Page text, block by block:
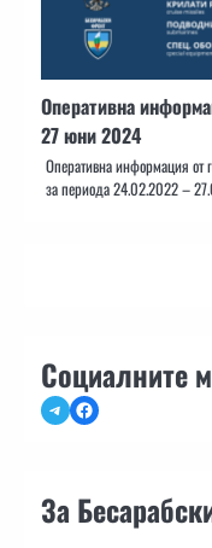
Оперативна
27 юни 2024
Оперативна информация от
за периода 24.02.2022 –
Социалните
TelegramFacebook
За